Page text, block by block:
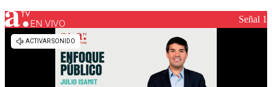
Los comentarios son moderados para garantizar un
diálogo respetuoso.
EN VIVO Señal 1